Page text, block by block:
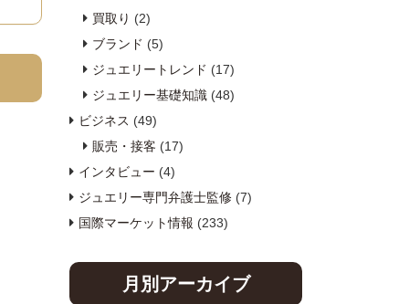
買取り (2)
ブランド (5)
ジュエリートレンド (17)
ジュエリー基礎知識 (48)
ビジネス (49)
販売・接客 (17)
インタビュー (4)
ジュエリー専門弁護士監修 (7)
国際マーケット情報 (233)
月別アーカイブ